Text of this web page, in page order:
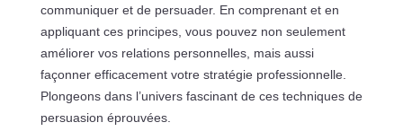
communiquer et de persuader. En comprenant et en
appliquant ces principes, vous pouvez non seulement
améliorer vos relations personnelles, mais aussi
façonner efficacement votre stratégie professionnelle.
Plongeons dans l’univers fascinant de ces techniques de
persuasion éprouvées.